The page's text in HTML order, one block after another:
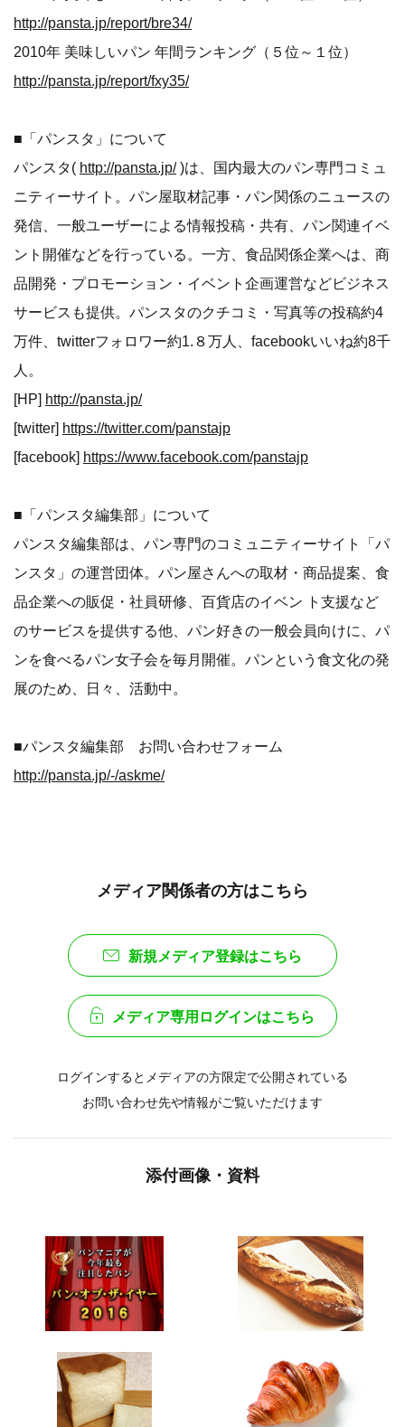
http://pansta.jp/poty/2014/
2012年 美味しいパン 年間ランキング（１０位～６位）
http://pansta.jp/report/afg32/
http://pansta.jp/report/vza33/
2011年 美味しいパン 年間ランキング（１０位～６位）
http://pansta.jp/report/rwx36/
2011年 美味しいパン 年間ランキング（５位～１位）
http://pansta.jp/report/ggv37/
2010年 美味しいパン 年間ランキング（１０位～６位）
http://pansta.jp/report/bre34/
2010年 美味しいパン 年間ランキング（５位～１位）
http://pansta.jp/report/fxy35/
■「パンスタ」について
パンスタ( http://pansta.jp/)は、国内最大のパン専門コミュ
発信、一般ユーザーによる情報投稿・共有、パン関連イベ
ント開催などを行っている。一方、食品関係企業へは、商
品開発・プロモーション・イベント企画運営などビジネス
サービスも提供。パンスタのクチコミ・写真等の投稿約4
万件、twitterフォロワー約1.８万人、facebookいいね約8千
人。
[HP]http://pansta.jp/
[facebook]https://www.facebook.com/panstajp
品企業への販促・社員研修、百貨店のイベン ト支援など
ンを食べるパン女子会を毎月開催。パンという食文化の発
展のため、日々、活動中。
■パンスタ編集部 お問い合わせフォーム
メディア関係者の方はこちら
新規メディア登録はこちら
メディア専用ログインはこちら
ログインするとメディアの方限定で公開されている
お問い合わせ先や情報がご覧いただけます